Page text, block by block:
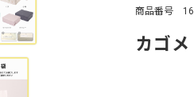
商品番号
カゴ